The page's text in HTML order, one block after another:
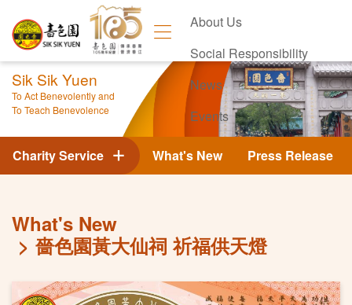
About Us
Social Responsibility
News
Events
Contact Us
Sik Sik Yuen
To Act Benevolently and
To Teach Benevolence
What's New Press Release
Charity Service
What's New
嗇色園黃大仙祠 祈福供天燈